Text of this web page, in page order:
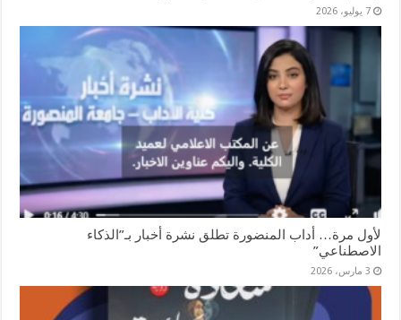
7 يوليو، 2026
لأول مرة… أداب المنضورة تطلق نشرة أخبار بـ”الذكاء
الاصطناعي”
3 مارس، 2026